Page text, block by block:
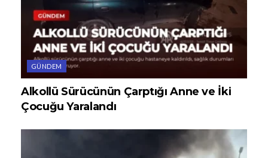
GÜNDEM
Alkollü Sürücünün Çarptığı Anne ve İki
Çocuğu Yaralandı